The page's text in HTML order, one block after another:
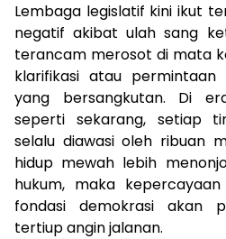
Lembaga legislatif kini ikut
negatif akibat ulah sang
terancam merosot di mata
klarifikasi atau
yang bersangkutan. Di
seperti sekarang, setiap
selalu diawasi oleh ribuan
hidup mewah lebih
hukum, maka
fondasi demokrasi akan
tertiup angin jalanan.